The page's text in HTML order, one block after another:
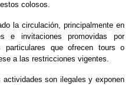
colosos.
la circulación, principalmente en
e invitaciones promovidas por
particulares que ofrecen tours o
a las restricciones vigentes.
actividades son ilegales y exponen